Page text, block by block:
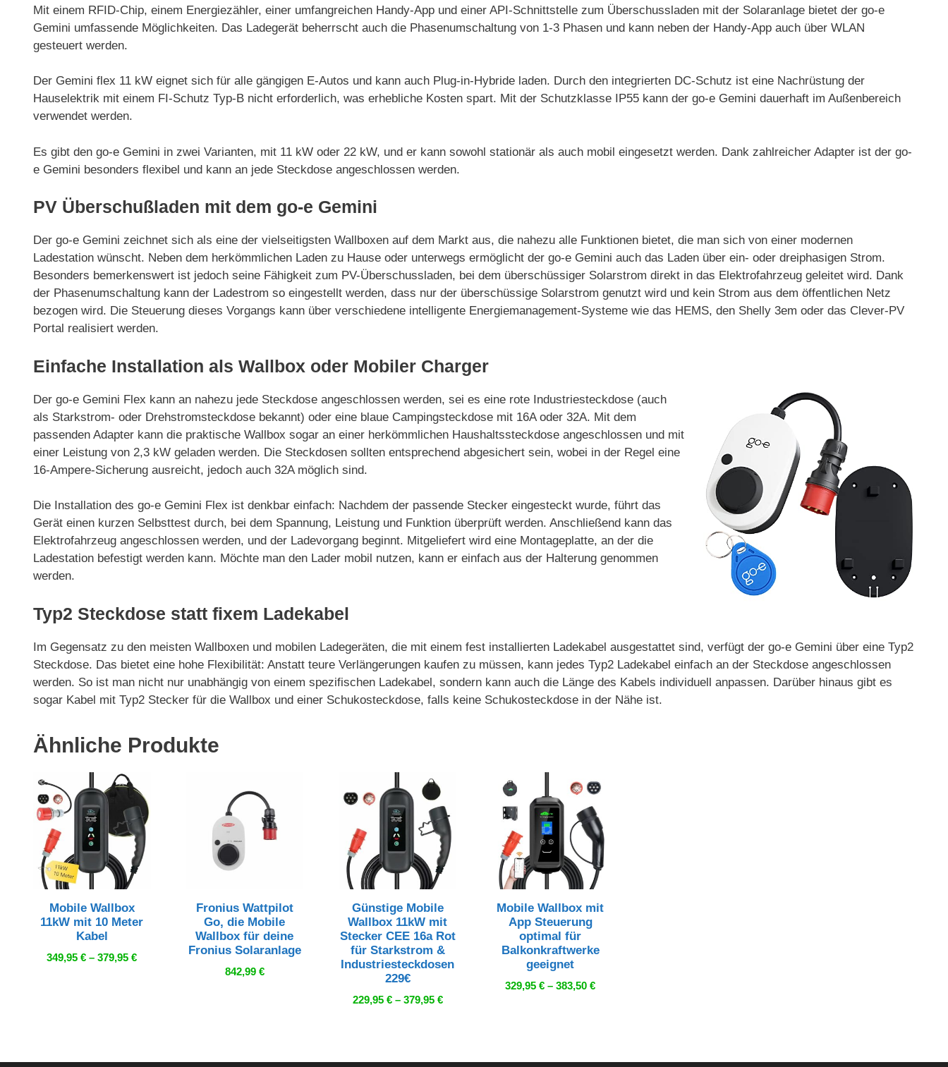
Mit einem RFID-Chip, einem Energiezähler, einer umfangreichen Handy-App und einer API-Schnittstelle zum Überschussladen mit der Solaranlage bietet der go-e
Gemini umfassende Möglichkeiten. Das Ladegerät beherrscht auch die Phasenumschaltung von 1-3 Phasen und kann neben der Handy-App auch über WLAN
gesteuert werden.
Der Gemini flex 11 kW eignet sich für alle gängigen E-Autos und kann auch Plug-in-Hybride laden. Durch den integrierten DC-Schutz ist eine Nachrüstung der
Hauselektrik mit einem FI-Schutz Typ-B nicht erforderlich, was erhebliche Kosten spart. Mit der Schutzklasse IP55 kann der go-e Gemini dauerhaft im Außenbereich
verwendet werden.
Es gibt den go-e Gemini in zwei Varianten, mit 11 kW oder 22 kW, und er kann sowohl stationär als auch mobil eingesetzt werden. Dank zahlreicher Adapter ist der go-
e Gemini besonders flexibel und kann an jede Steckdose angeschlossen werden.
PV Überschußladen mit dem go-e Gemini
Der go-e Gemini zeichnet sich als eine der vielseitigsten Wallboxen auf dem Markt aus, die nahezu alle Funktionen bietet, die man sich von einer modernen
Ladestation wünscht. Neben dem herkömmlichen Laden zu Hause oder unterwegs ermöglicht der go-e Gemini auch das Laden über ein- oder dreiphasigen Strom.
Besonders bemerkenswert ist jedoch seine Fähigkeit zum PV-Überschussladen, bei dem überschüssiger Solarstrom direkt in das Elektrofahrzeug geleitet wird. Dank
der Phasenumschaltung kann der Ladestrom so eingestellt werden, dass nur der überschüssige Solarstrom genutzt wird und kein Strom aus dem öffentlichen Netz
bezogen wird. Die Steuerung dieses Vorgangs kann über verschiedene intelligente Energiemanagement-Systeme wie das HEMS, den Shelly 3em oder das Clever-PV
Portal realisiert werden.
Einfache Installation als Wallbox oder Mobiler Charger
Der go-e Gemini Flex kann an nahezu jede Steckdose angeschlossen werden, sei es eine rote Industriesteckdose (auch
als Starkstrom- oder Drehstromsteckdose bekannt) oder eine blaue Campingsteckdose mit 16A oder 32A. Mit dem
passenden Adapter kann die praktische Wallbox sogar an einer herkömmlichen Haushaltssteckdose angeschlossen und mit
einer Leistung von 2,3 kW geladen werden. Die Steckdosen sollten entsprechend abgesichert sein, wobei in der Regel eine
16-Ampere-Sicherung ausreicht, jedoch auch 32A möglich sind.
Die Installation des go-e Gemini Flex ist denkbar einfach: Nachdem der passende Stecker eingesteckt wurde, führt das
Gerät einen kurzen Selbsttest durch, bei dem Spannung, Leistung und Funktion überprüft werden. Anschließend kann das
Elektrofahrzeug angeschlossen werden, und der Ladevorgang beginnt. Mitgeliefert wird eine Montageplatte, an der die
Ladestation befestigt werden kann. Möchte man den Lader mobil nutzen, kann er einfach aus der Halterung genommen
werden.
Typ2 Steckdose statt fixem Ladekabel
Im Gegensatz zu den meisten Wallboxen und mobilen Ladegeräten, die mit einem fest installierten Ladekabel ausgestattet sind, verfügt der go-e Gemini über eine Typ2
Steckdose. Das bietet eine hohe Flexibilität: Anstatt teure Verlängerungen kaufen zu müssen, kann jedes Typ2 Ladekabel einfach an der Steckdose angeschlossen
werden. So ist man nicht nur unabhängig von einem spezifischen Ladekabel, sondern kann auch die Länge des Kabels individuell anpassen. Darüber hinaus gibt es
sogar Kabel mit Typ2 Stecker für die Wallbox und einer Schukosteckdose, falls keine Schukosteckdose in der Nähe ist.
Ähnliche Produkte
Mobile Wallbox
11kW mit 10 Meter
Kabel
349,95€ –379,95€Preisspanne:
Fronius Wattpilot
Go, die Mobile
Wallbox für deine
Fronius Solaranlage
842,99 €
Günstige Mobile
Wallbox 11kW mit
Stecker CEE 16a Rot
für Starkstrom &
Industriesteckdosen
229€
229,95 € – 379,95 €Preisspanne:
Mobile Wallbox mit
App Steuerung
optimal für
Balkonkraftwerke
geeignet
329,95€ –383,50€Preisspanne: